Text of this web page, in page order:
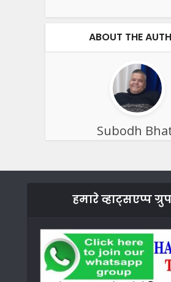
ABOUT THE
Subodh
हमारे व्हाट्सएप्प